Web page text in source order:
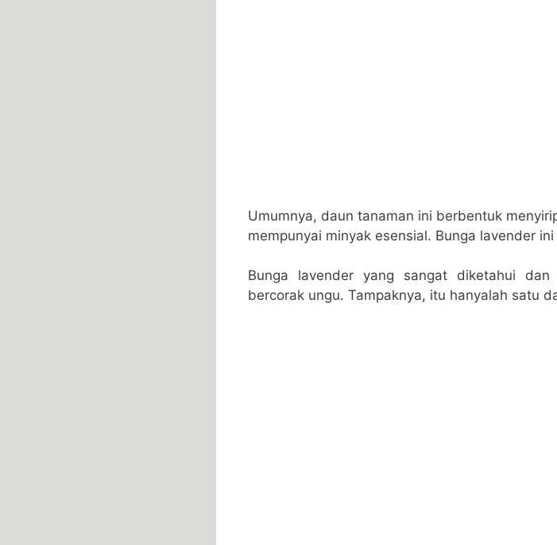
Umumnya, daun tanaman ini berbentuk
mempunyai minyak esensial. Bunga lavender
Bunga lavender yang sangat diketahui
bercorak ungu. Tampaknya, itu hanyalah satu